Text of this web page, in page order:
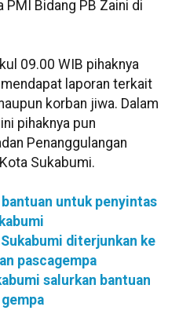
PMI Bidang PB Zaini di
09.00 WIB pihaknya
laporan terkait
korban jiwa. Dalam
pihaknya pun
Penanggulangan
Sukabumi.
bantuan untuk penyintas
Sukabumi diterjunkan ke
pascagempa
salurkan bantuan